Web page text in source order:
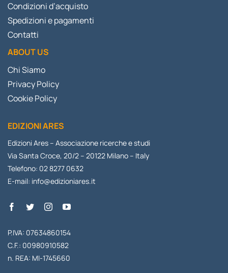
Condizioni d’acquisto
Spedizioni e pagamenti
Contatti
ABOUT US
Chi Siamo
Privacy Policy
Cookie Policy
EDIZIONI ARES
Edizioni Ares – Associazione ricerche e studi
Via Santa Croce, 20/2 – 20122 Milano – Italy
Telefono: 02 8277 0632
E-mail: info@edizioniares.it
P.IVA: 07634860154
C.F.: 00980910582
n. REA: MI-1745660